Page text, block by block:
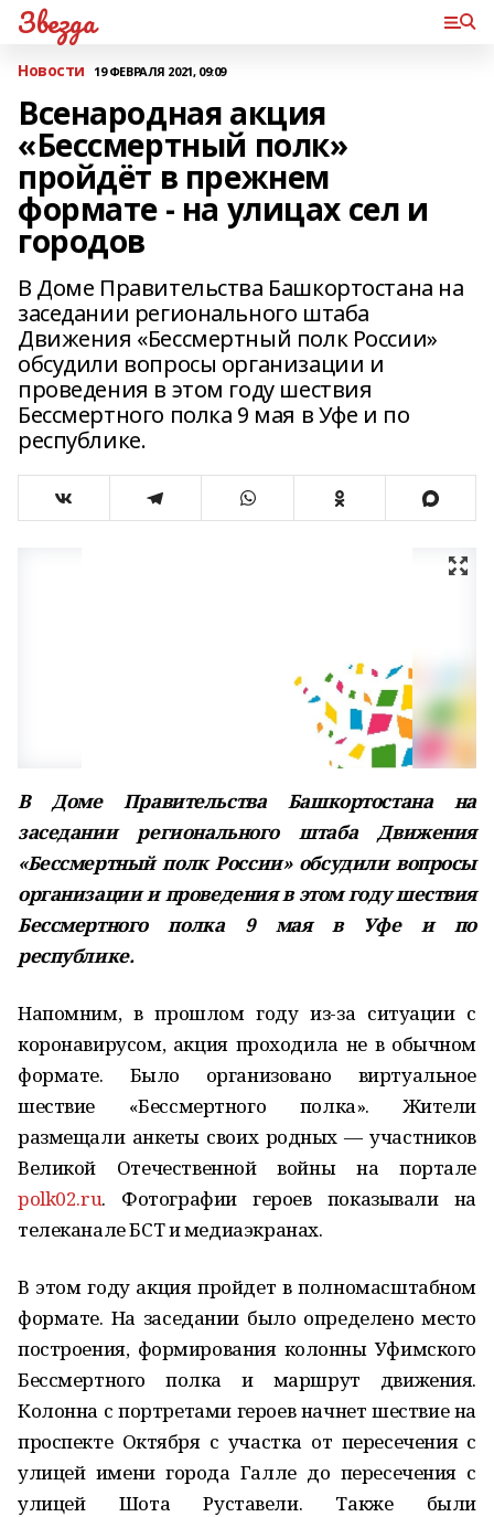
Звезда
Новости 19 ФЕВРАЛЯ 2021, 09:09
Всенародная акция
«Бессмертный полк»
пройдёт в прежнем
формате - на улицах сел и
городов
В Доме Правительства Башкортостана на
заседании регионального штаба
Движения «Бессмертный полк России»
обсудили вопросы организации и
проведения в этом году шествия
Бессмертного полка 9 мая в Уфе и по
республике.
В Доме Правительства Башкортостана на
заседании регионального штаба Движения
«Бессмертный полк России» обсудили вопросы
организации и проведения в этом году шествия
Бессмертного полка 9 мая в Уфе и по
республике.
Напомним, в прошлом году из-за ситуации с
коронавирусом, акция проходила не в обычном
формате. Было организовано виртуальное
шествие «Бессмертного полка». Жители
размещали анкеты своих родных — участников
Великой Отечественной войны на портале
polk02.ru. Фотографии героев показывали на
телеканале БСТ и медиаэкранах.
В этом году акция пройдет в полномасштабном
формате. На заседании было определено место
построения, формирования колонны Уфимского
Бессмертного полка и маршрут движения.
Колонна с портретами героев начнет шествие на
проспекте Октября с участка от пересечения с
улицей имени города Галле до пересечения с
улицей Шота Руставели. Также были